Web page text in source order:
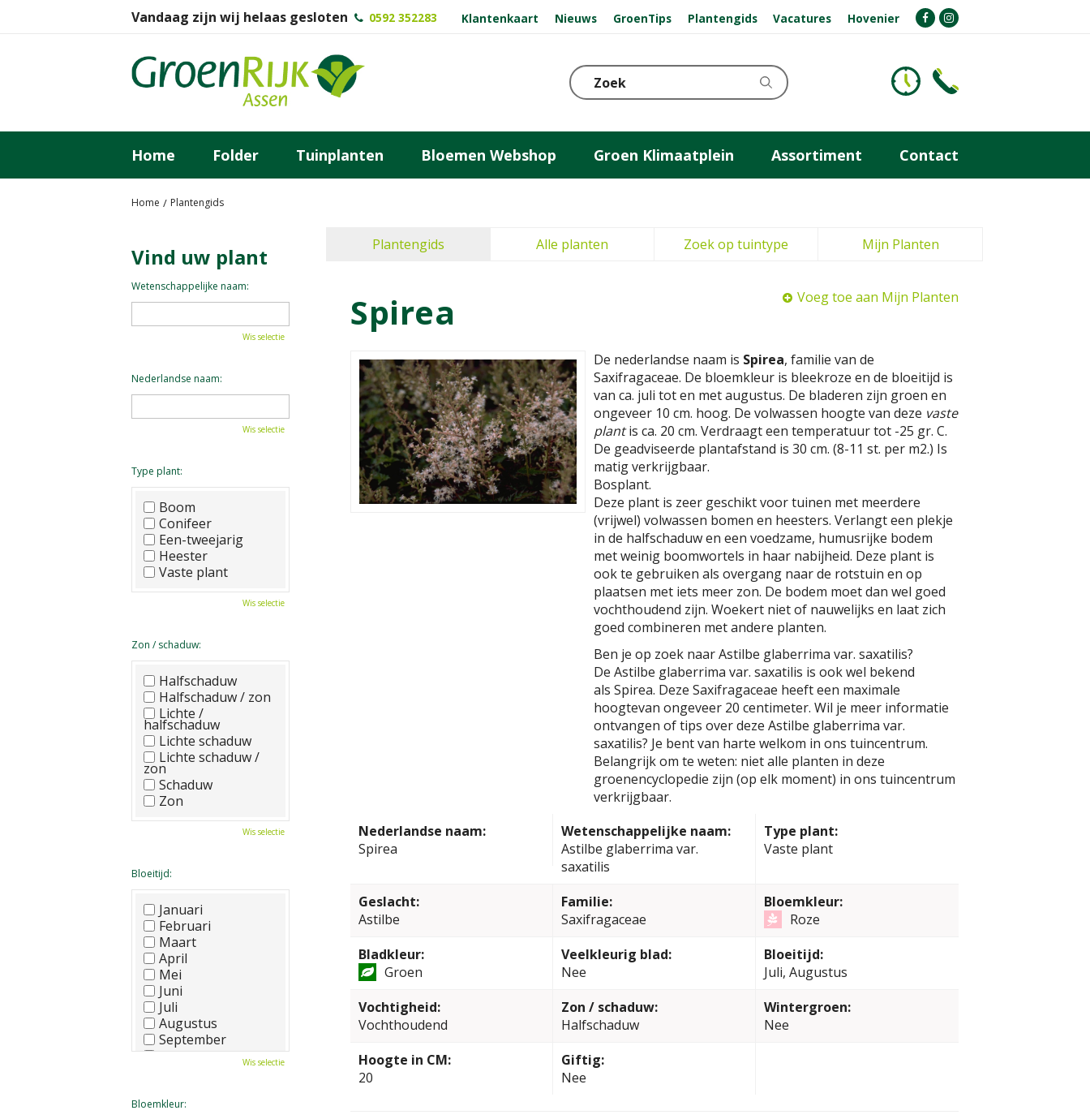
Home Plantengids
Vandaag zijn wij helaas gesloten 0592 352283 Klantenkaart Nieuws GroenTips Plantengids Vacatures Hovenier
Home Folder Tuinplanten Bloemen Webshop Groen Klimaatplein Assortiment Contact
Plantengids Alle planten Zoek op tuintype Mijn Planten
Spirea Voeg toe aan Mijn Planten
De nederlandse naam is Spirea, familie van de
Saxifragaceae. De bloemkleur is bleekroze en de bloeitijd is
van ca. juli tot en met augustus. De bladeren zijn groen en
ongeveer 10 cm. hoog. De volwassen hoogte van deze vaste
plantis ca. 20 cm. Verdraagt een temperatuur tot -25 gr. C.
De geadviseerde plantafstand is 30 cm. (8-11 st. per m2.) Is
matig verkrijgbaar.
Bosplant.
Deze plant is zeer geschikt voor tuinen met meerdere
(vrijwel) volwassen bomen en heesters. Verlangt een plekje
in de halfschaduw en een voedzame, humusrijke bodem
met weinig boomwortels in haar nabijheid. Deze plant is
ook te gebruiken als overgang naar de rotstuin en op
plaatsen met iets meer zon. De bodem moet dan wel goed
vochthoudend zijn. Woekert niet of nauwelijks en laat zich
goed combineren met andere planten.
Ben je op zoek naar Astilbe glaberrima var. saxatilis?
De Astilbe glaberrima var. saxatilis is ook wel bekend
als Spirea. Deze Saxifragaceae heeft een maximale
hoogtevan ongeveer 20 centimeter. Wil je meer informatie
ontvangen of tips over deze Astilbe glaberrima var.
saxatilis? Je bent van harte welkom in ons tuincentrum.
Belangrijk om te weten: niet alle planten in deze
groenencyclopedie zijn (op elk moment) in ons tuincentrum
verkrijgbaar.
Nederlandse naam:
Spirea
Wetenschappelijke naam:
Astilbe glaberrima var.
saxatilis
Type plant:
Vaste plant
Geslacht:
Astilbe
Familie:
Saxifragaceae
Bloemkleur:
Roze
Bladkleur:
Groen
Veelkleurig blad:
Nee
Bloeitijd:
Juli, Augustus
Vochtigheid:
Vochthoudend
Zon / schaduw:
Halfschaduw
Wintergroen:
Nee
Hoogte in CM:
20
Giftig:
Nee
Vind uw plant
Wetenschappelijke naam:
Wis selectie
Nederlandse naam:
Wis selectie
Type plant:
Boom
Conifeer
Een-tweejarig
Heester
Vaste plant
Wis selectie
Zon / schaduw:
Halfschaduw
Halfschaduw / zon
Lichte /
halfschaduw
Lichte schaduw
Lichte schaduw /
zon
Schaduw
Zon
Wis selectie
Bloeitijd:
Januari
Februari
Maart
April
Mei
Juni
Juli
Augustus
September
Oktober
Wis selectie
Bloemkleur: